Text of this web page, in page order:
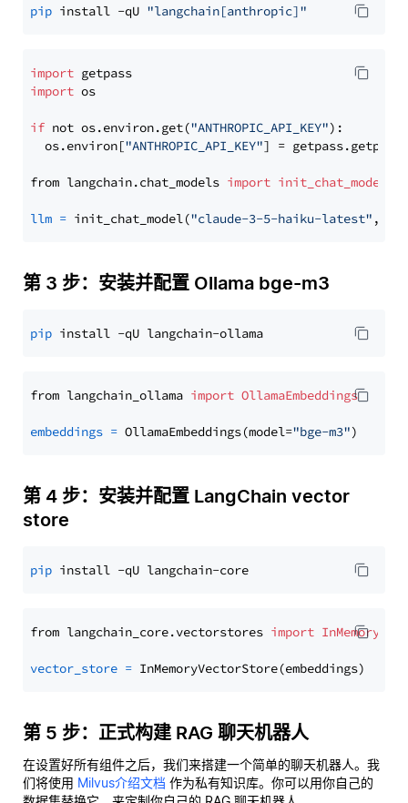
pip install -qU "langchain[anthropic]"
import
import os
if not os.environ.get("ANTHROPIC_API_KEY"):
  os.environ[
"ANTHROPIC_API_KEY"] = getpass.getpass(
from langchain.chat_models import init_chat_model
llm = init_chat_model("claude-3-5-haiku-latest" ,
第 3 步：安装并配置 Ollama bge-m3
pip
from langchain_ollama import OllamaEmbeddings
embeddings = OllamaEmbeddings(model="bge-m3"
第 4 步：安装并配置 LangChain vector
store
pip
from langchain_core.vectorstores import
vector_store =
第 5 步：正式构建 RAG 聊天机器人
在设置好所有组件之后，我们来搭建一个简单的聊天机器人。我
们将使用 Milvus介绍文档 作为私有知识库。你可以用你自己的